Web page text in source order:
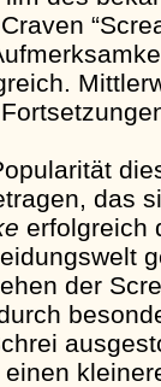
das
erfolgreich
der
einen